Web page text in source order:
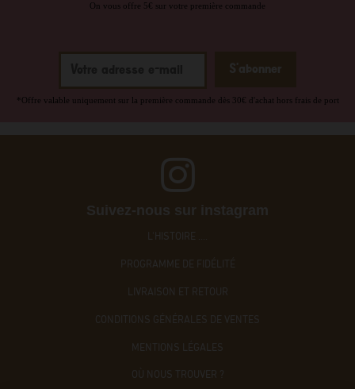
On vous offre 5€ sur votre première commande
*Offre valable uniquement sur la première commande dès 30€ d'achat hors frais de port
Suivez-nous sur instagram
L'HISTOIRE ....
PROGRAMME DE FIDÉLITÉ
LIVRAISON ET RETOUR
CONDITIONS GÉNÉRALES DE VENTES
MENTIONS LÉGALES
OÙ NOUS TROUVER ?